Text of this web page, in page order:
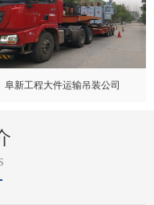
阜新工程大件运输吊装公司